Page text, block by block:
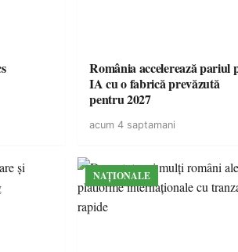
România accelerează pariul
IA cu o fabrică prevăzută
pentru 2027
acum 4 saptamani
NAȚIONALE